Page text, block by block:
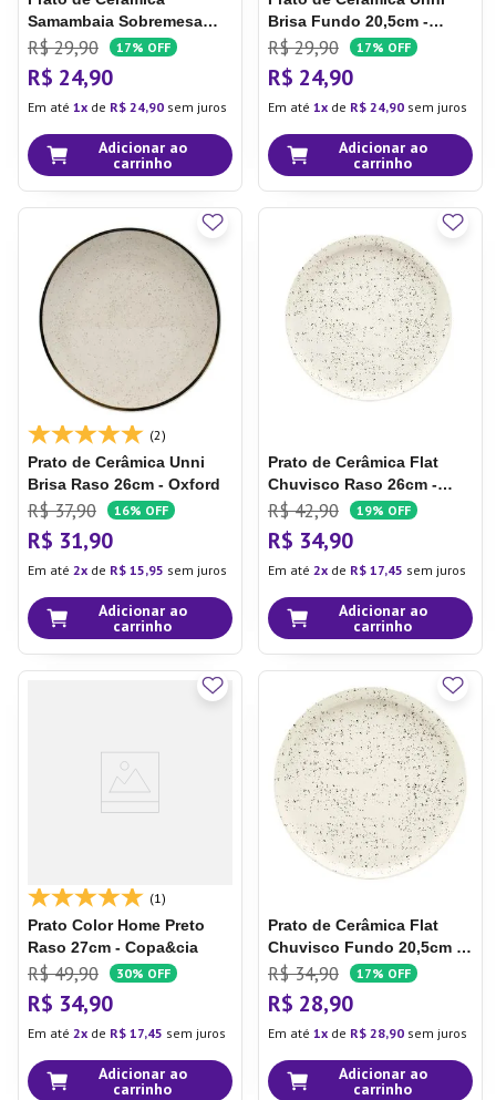
Samambaia Sobremesa
20cm - Oxford
R$ 29,90 17% OFF
R$ 24,90
Em até 1 de R$ 24,90 sem juros
Adicionar ao
carrinho
Brisa Fundo 20,5cm -
Oxford
R$ 29,90 17% OFF
R$ 24,90
Em até 1 de R$ 24,90 sem juros
Adicionar ao
carrinho
(2)
Prato de Cerâmica Unni
Brisa Raso 26cm - Oxford
R$ 37,90 16% OFF
R$ 31,90
Em até 2 de R$ 15,95 sem juros
Adicionar ao
carrinho
Prato de Cerâmica Flat
Chuvisco Raso 26cm -
Oxford
R$ 42,90 19% OFF
R$ 34,90
Em até 2 de R$ 17,45 sem juros
Adicionar ao
carrinho
(1)
Prato Color Home Preto
Raso 27cm - Copa&cia
R$ 49,90 30% OFF
R$ 34,90
Em até 2 de R$ 17,45 sem juros
Adicionar ao
carrinho
Prato de Cerâmica Flat
Chuvisco Fundo 20,5cm -
Oxford
R$ 34,90 17% OFF
R$ 28,90
Em até 1 de R$ 28,90 sem juros
Adicionar ao
carrinho